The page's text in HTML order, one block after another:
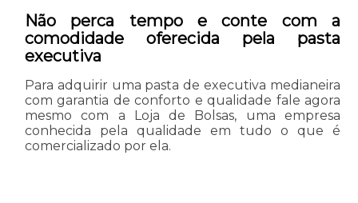
Não perca tempo e conte com a
comodidade oferecida pela pasta
executiva
Para adquirir uma pasta de executiva medianeira
com garantia de conforto e qualidade fale agora
mesmo com a Loja de Bolsas, uma empresa
conhecida pela qualidade em tudo o que é
comercializado por ela.